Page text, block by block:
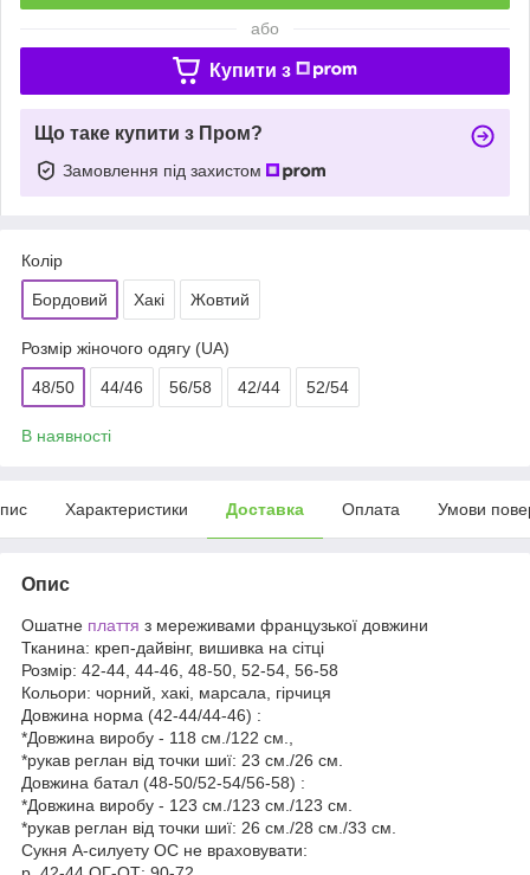
або
Купити з
Що таке купити з Пром?
Замовлення під захистом
Колір
Бордовий Хакі Жовтий
Розмір жіночого одягу (UA)
48/50 44/46 56/58 42/44 52/54
В наявності
Характеристики Доставка Оплата Умови
Опис
Ошатне плаття з мереживами французької довжини
Тканина: креп-дайвінг, вишивка на сітці
Розмір: 42-44, 44-46, 48-50, 52-54, 56-58
Кольори: чорний, хакі, марсала, гірчиця
Довжина норма (42-44/44-46) :
*Довжина виробу - 118 см./122 см.,
*рукав реглан від точки шиї: 23 см./26 см.
Довжина батал (48-50/52-54/56-58) :
*Довжина виробу - 123 см./123 см./123 см.
*рукав реглан від точки шиї: 26 см./28 см./33 см.
Сукня А-силуету ОС не враховувати: